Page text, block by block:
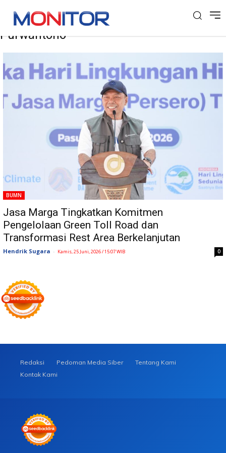
Tag: Direktur Utama Jasa MargaRivan A.
Purwantono
BUMN
Jasa Marga Tingkatkan Komitmen
Pengelolaan Green Toll Road dan
Transformasi Rest Area Berkelanjutan
Hendrik Sugara - Kamis, 25 Juni, 2026 / 15:07 WIB 0
Redaksi Pedoman Media Siber
Tentang Kami
Kontak Kami